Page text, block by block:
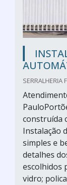
SERRALHERIA
construída
Instalação
simples e
detalhes
escolhidos
vidro;